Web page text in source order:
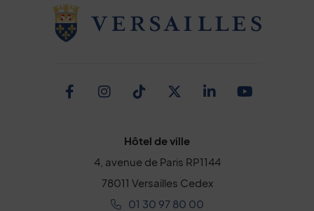
Facebook
Instagram
TikTokTwitter
Linkedin
Hôtel de ville
4, avenue de Paris RP1144
78011 Versailles Cedex
01 30 97 80 00